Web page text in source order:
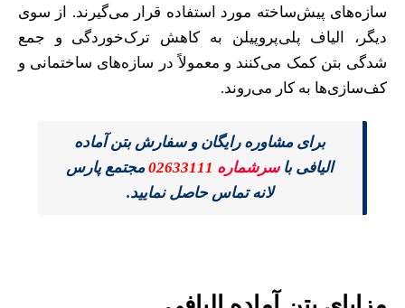
سازه‌های پیش‌ساخته مورد استفاده قرار می‌گیرند. از سوی
دیگر، الیاف پلی‌پروپیلن به کاهش ترک‌خوردگی و جمع
شدگی بتن کمک می‌کنند و معمولاً در سازه‌های ساختمانی و
کف‌سازی‌ها به کار می‌روند.
برای مشاوره رایگان و سفارش بتن آماده
الیافی باسرشماره02633111مجتمع پارس
لانه تماس حاصل نمایید.